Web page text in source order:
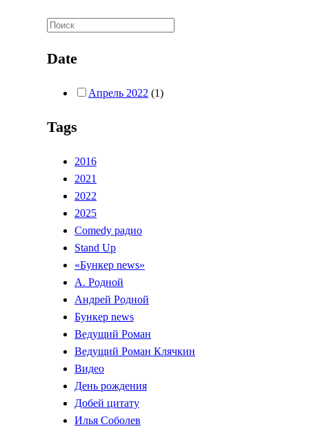
Date
Апрель 2022 (1)
Tags
2016
2021
2022
2025
Comedy радио
Stand Up
«Бункер news»
А. Родной
Андрей Родной
Бункер news
Ведущий Роман
Ведущий Роман Клячкин
Видео
День рождения
Добей цитату
Илья Соболев